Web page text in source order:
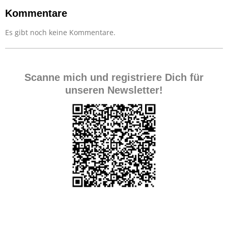
Kommentare
Es gibt noch keine Kommentare.
Scanne mich und registriere Dich für
unseren Newsletter!